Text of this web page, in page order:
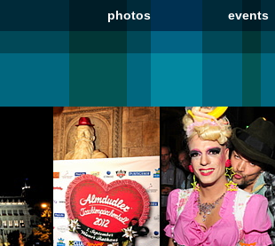
photos events